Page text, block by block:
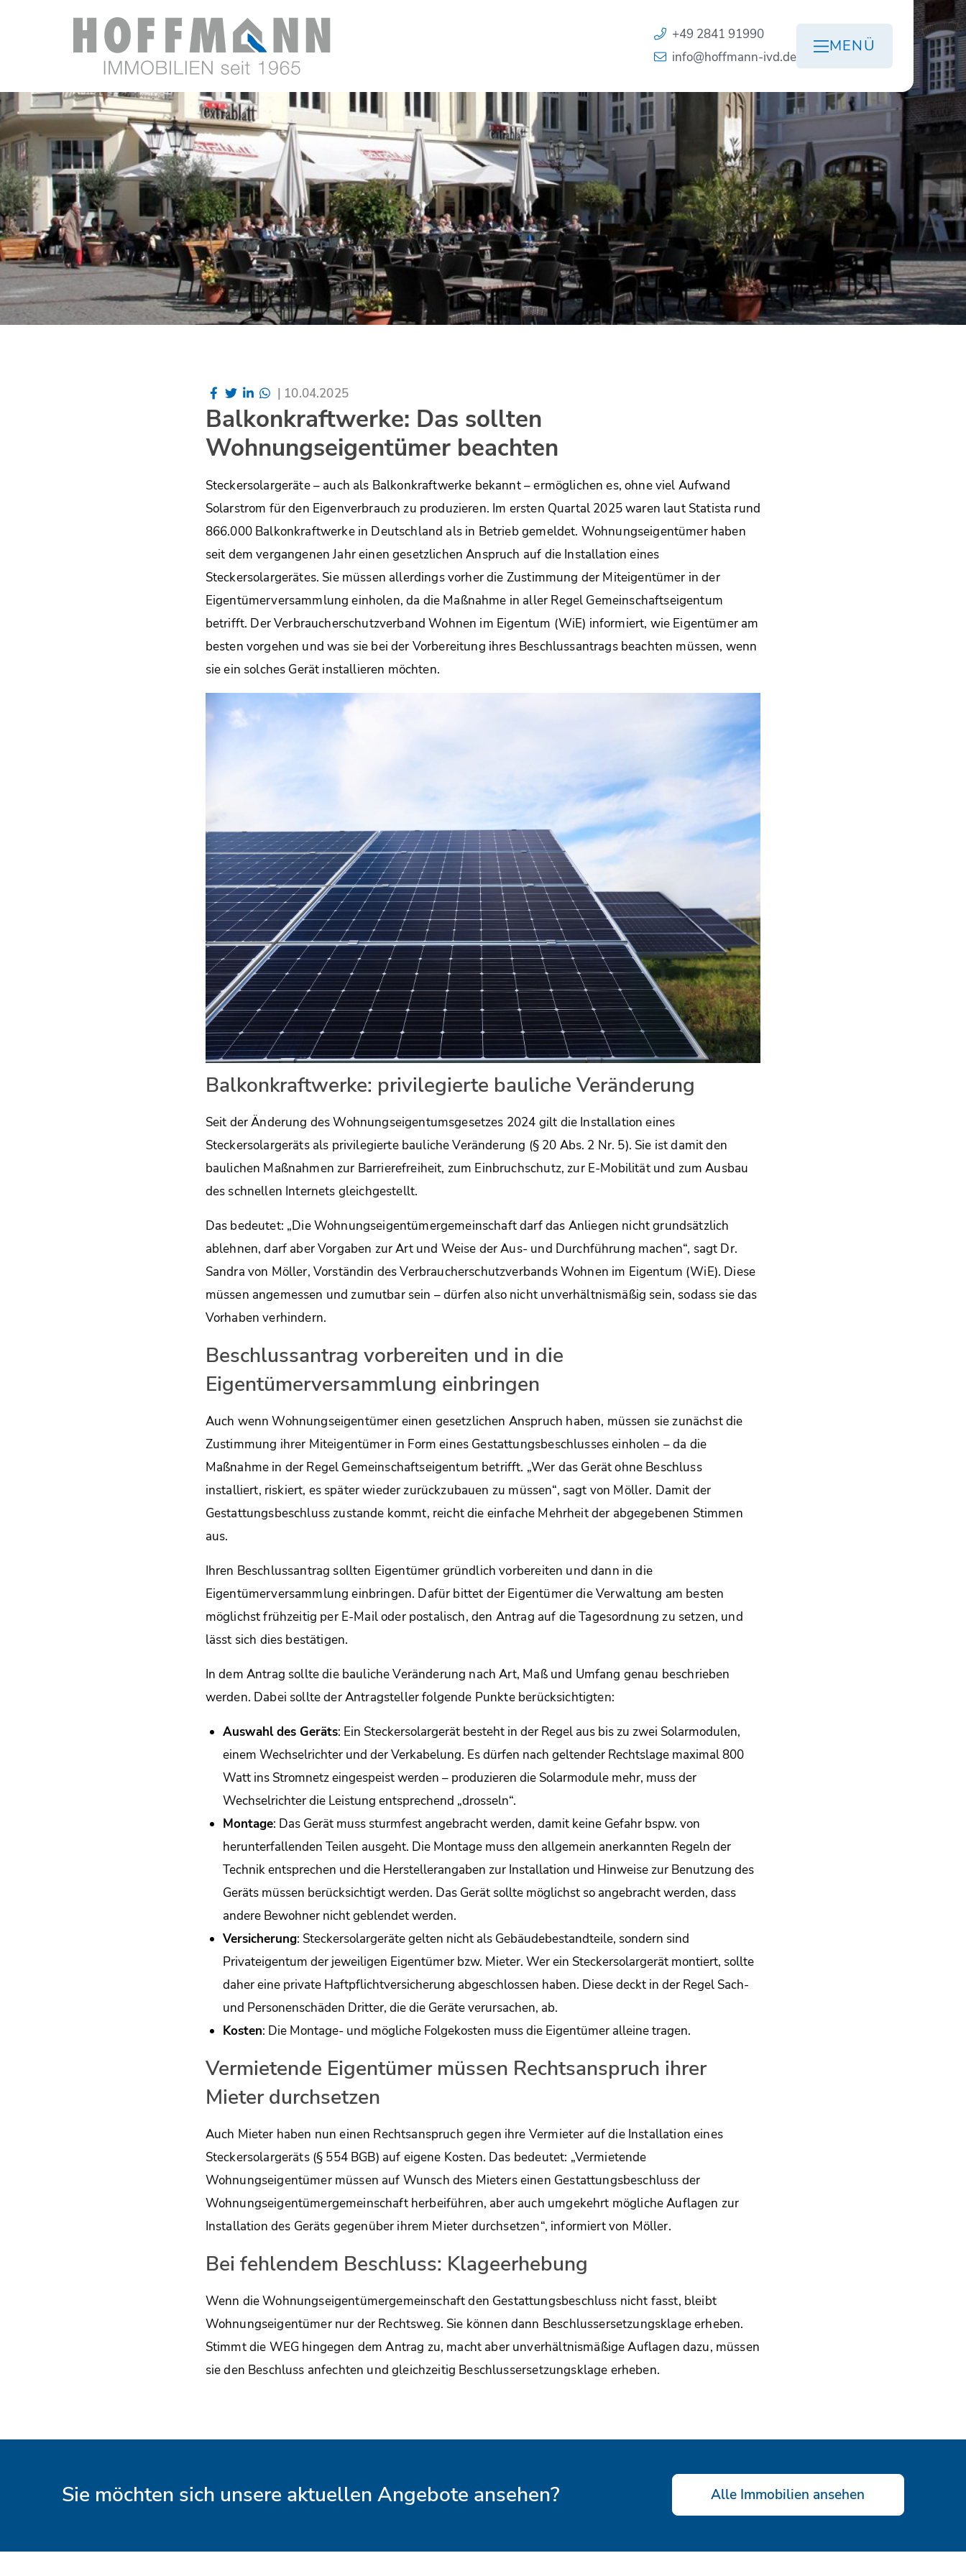
+49 2841 91990
info@hoffmann-ivd.de
MENÜ
| 10.04.2025
Balkonkraftwerke: Das sollten
Wohnungseigentümer beachten
Steckersolargeräte – auch als Balkonkraftwerke bekannt – ermöglichen es, ohne viel Aufwand
Solarstrom für den Eigenverbrauch zu produzieren. Im ersten Quartal 2025 waren laut Statista rund
866.000 Balkonkraftwerke in Deutschland als in Betrieb gemeldet. Wohnungseigentümer haben
seit dem vergangenen Jahr einen gesetzlichen Anspruch auf die Installation eines
Steckersolargerätes. Sie müssen allerdings vorher die Zustimmung der Miteigentümer in der
Eigentümerversammlung einholen, da die Maßnahme in aller Regel Gemeinschaftseigentum
betrifft. Der Verbraucherschutzverband Wohnen im Eigentum (WiE) informiert, wie Eigentümer am
besten vorgehen und was sie bei der Vorbereitung ihres Beschlussantrags beachten müssen, wenn
sie ein solches Gerät installieren möchten.
Balkonkraftwerke: privilegierte bauliche Veränderung
Seit der Änderung des Wohnungseigentumsgesetzes 2024 gilt die Installation eines
Steckersolargeräts als privilegierte bauliche Veränderung (§ 20 Abs. 2 Nr. 5). Sie ist damit den
baulichen Maßnahmen zur Barrierefreiheit, zum Einbruchschutz, zur E-Mobilität und zum Ausbau
des schnellen Internets gleichgestellt.
Das bedeutet: „Die Wohnungseigentümergemeinschaft darf das Anliegen nicht grundsätzlich
ablehnen, darf aber Vorgaben zur Art und Weise der Aus- und Durchführung machen“, sagt Dr.
Sandra von Möller, Vorständin des Verbraucherschutzverbands Wohnen im Eigentum (WiE). Diese
müssen angemessen und zumutbar sein – dürfen also nicht unverhältnismäßig sein, sodass sie das
Vorhaben verhindern.
Beschlussantrag vorbereiten und in die
Eigentümerversammlung einbringen
Auch wenn Wohnungseigentümer einen gesetzlichen Anspruch haben, müssen sie zunächst die
Zustimmung ihrer Miteigentümer in Form eines Gestattungsbeschlusses einholen – da die
Maßnahme in der Regel Gemeinschaftseigentum betrifft. „Wer das Gerät ohne Beschluss
installiert, riskiert, es später wieder zurückzubauen zu müssen“, sagt von Möller. Damit der
Gestattungsbeschluss zustande kommt, reicht die einfache Mehrheit der abgegebenen Stimmen
aus.
Ihren Beschlussantrag sollten Eigentümer gründlich vorbereiten und dann in die
Eigentümerversammlung einbringen. Dafür bittet der Eigentümer die Verwaltung am besten
möglichst frühzeitig per E-Mail oder postalisch, den Antrag auf die Tagesordnung zu setzen, und
lässt sich dies bestätigen.
In dem Antrag sollte die bauliche Veränderung nach Art, Maß und Umfang genau beschrieben
werden. Dabei sollte der Antragsteller folgende Punkte berücksichtigten:
Auswahl des Geräts: Ein Steckersolargerät besteht in der Regel aus bis zu zwei Solarmodulen,
einem Wechselrichter und der Verkabelung. Es dürfen nach geltender Rechtslage maximal 800
Watt ins Stromnetz eingespeist werden – produzieren die Solarmodule mehr, muss der
Wechselrichter die Leistung entsprechend „drosseln“.
Montage: Das Gerät muss sturmfest angebracht werden, damit keine Gefahr bspw. von
herunterfallenden Teilen ausgeht. Die Montage muss den allgemein anerkannten Regeln der
Technik entsprechen und die Herstellerangaben zur Installation und Hinweise zur Benutzung des
Geräts müssen berücksichtigt werden. Das Gerät sollte möglichst so angebracht werden, dass
andere Bewohner nicht geblendet werden.
Versicherung: Steckersolargeräte gelten nicht als Gebäudebestandteile, sondern sind
Privateigentum der jeweiligen Eigentümer bzw. Mieter. Wer ein Steckersolargerät montiert, sollte
daher eine private Haftpflichtversicherung abgeschlossen haben. Diese deckt in der Regel Sach-
und Personenschäden Dritter, die die Geräte verursachen, ab.
Kosten: Die Montage- und mögliche Folgekosten muss die Eigentümer alleine tragen.
Vermietende Eigentümer müssen Rechtsanspruch ihrer
Mieter durchsetzen
Auch Mieter haben nun einen Rechtsanspruch gegen ihre Vermieter auf die Installation eines
Steckersolargeräts (§ 554 BGB) auf eigene Kosten. Das bedeutet: „Vermietende
Wohnungseigentümer müssen auf Wunsch des Mieters einen Gestattungsbeschluss der
Wohnungseigentümergemeinschaft herbeiführen, aber auch umgekehrt mögliche Auflagen zur
Installation des Geräts gegenüber ihrem Mieter durchsetzen“, informiert von Möller.
Bei fehlendem Beschluss: Klageerhebung
Wenn die Wohnungseigentümergemeinschaft den Gestattungsbeschluss nicht fasst, bleibt
Wohnungseigentümer nur der Rechtsweg. Sie können dann Beschlussersetzungsklage erheben.
Stimmt die WEG hingegen dem Antrag zu, macht aber unverhältnismäßige Auflagen dazu, müssen
sie den Beschluss anfechten und gleichzeitig Beschlussersetzungsklage erheben.
Sie möchten sich unsere aktuellen Angebote ansehen? Alle Immobilien ansehen